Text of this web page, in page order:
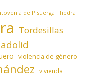
de Pisuerga Tiedra
Tordesillas
violencia de género
vivienda